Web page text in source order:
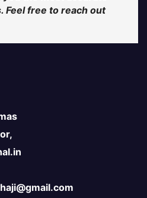
Feel free to reach out